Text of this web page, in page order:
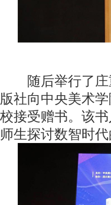
随后举行了庄
版社向中央美术
校接受赠书。该
师生探讨数智时